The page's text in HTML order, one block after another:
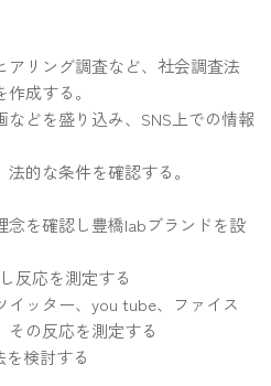
リング調査など、社会調査法
成する。
どを盛り込み、SNS上での情報
的な条件を確認する。
を確認し豊橋labブランドを設
反応を測定する
ッター、you tube、ファイス
その反応を測定する
検討する